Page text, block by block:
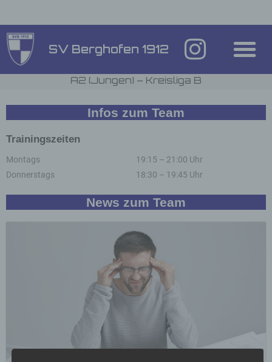
SV Berghofen 1912
A2 (Jungen) – Kreisliga B
Infos zum Team
Trainingszeiten
Montags
Donnerstags
19:15 – 21:00 Uhr
18:30 – 19:45 Uhr
News zum Team